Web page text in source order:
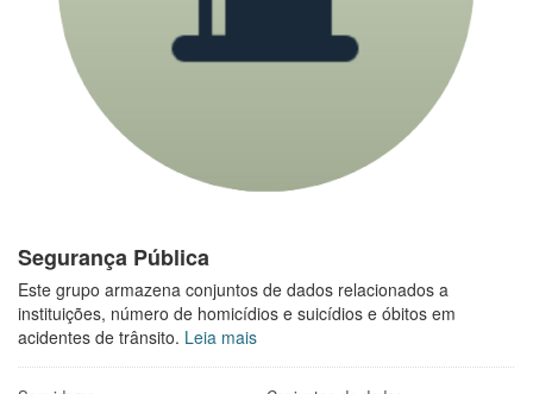
Segurança Pública
Este grupo armazena conjuntos de dados relacionados a
instituições, número de homicídios e suicídios e óbitos em
acidentes de trânsito. Leia mais